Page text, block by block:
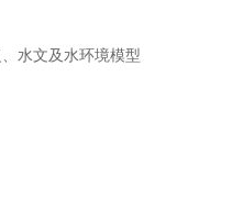
水文及水环境模型